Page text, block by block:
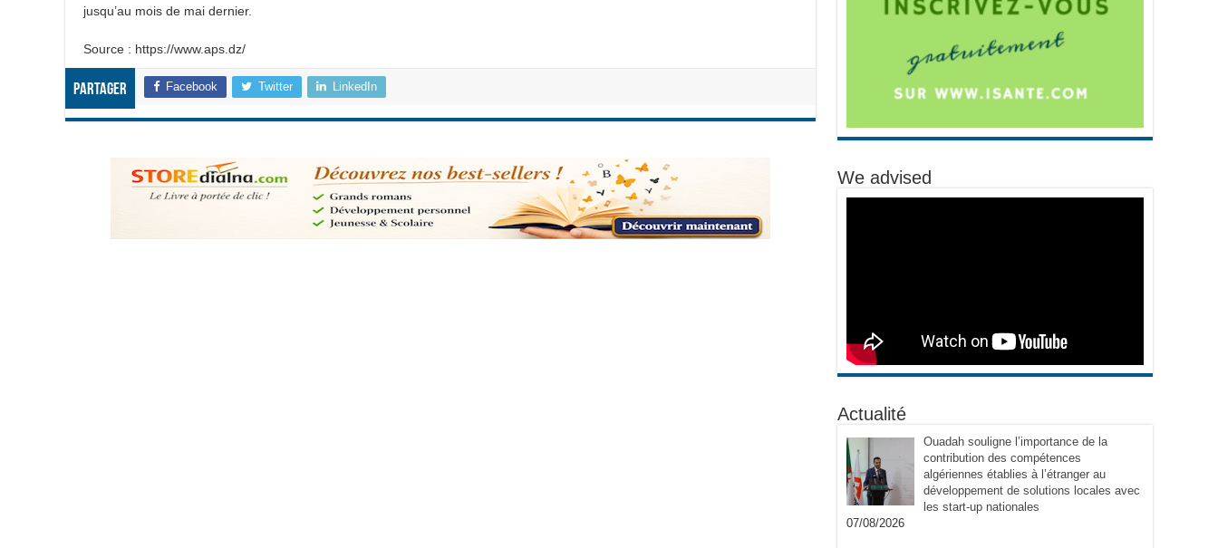
jusqu’au mois de mai dernier.
Source : https://www.aps.dz/
Partager Facebook Twitter LinkedIn
We advised
Actualité
Ouadah souligne l’importance de la
contribution des compétences
algériennes établies à l’étranger au
développement de solutions locales avec
les start-up nationales
07/08/2026